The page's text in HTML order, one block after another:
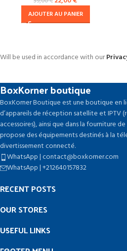
AJOUTER AU PANIER
Will be used in accordance with our
BoxKorner boutique
BoxKorner Boutique est une boutique en
d’appareils de réception satellite et IPTV
accessoires), ainsi que dans la fourniture
propose des équipements destinés à la
divertissement connecté.
WhatsApp | contact@boxkorner.com
WhatsApp | +212640157832
RECENT POSTS
OUR STORES
USEFUL LINKS